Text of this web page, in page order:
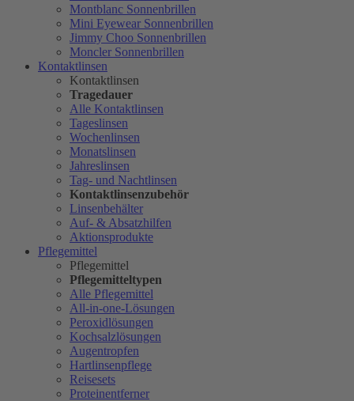
Montblanc Sonnenbrillen
Mini Eyewear Sonnenbrillen
Jimmy Choo Sonnenbrillen
Moncler Sonnenbrillen
Kontaktlinsen
Kontaktlinsen
Tragedauer
Alle Kontaktlinsen
Tageslinsen
Wochenlinsen
Monatslinsen
Jahreslinsen
Tag- und Nachtlinsen
Kontaktlinsenzubehör
Linsenbehälter
Auf- & Absatzhilfen
Aktionsprodukte
Pflegemittel
Pflegemittel
Pflegemitteltypen
Alle Pflegemittel
All-in-one-Lösungen
Peroxidlösungen
Kochsalzlösungen
Augentropfen
Hartlinsenpflege
Reisesets
Proteinentferner